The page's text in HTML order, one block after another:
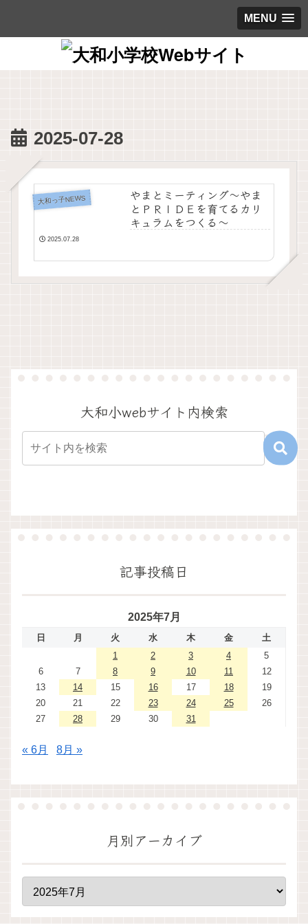
MENU
2025-07-28
大和っ子NEWS
やまとミーティング～やま
とＰＲＩＤＥを育てるカリ
キュラムをつくる～
2025.07.28
大和小webサイト内検索
記事投稿日
2025年7月
日 月 火 水 木 金
土
1
2 3 4
5
6
7 8 9 10 11
12
13
14 15 16 17 18
19
20
21 22 23 24 25
26
27
28 29 30 31
« 6月 8月 »
月別アーカイブ